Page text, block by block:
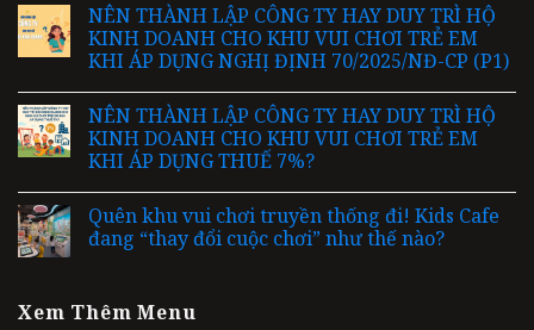
NÊN THÀNH LẬP CÔNG TY HAY DUY TRÌ HỘ
KINH DOANH CHO KHU VUI CHƠI TRẺ EM
KHI ÁP DỤNG NGHỊ ĐỊNH 70/2025/NĐ-CP (P1)
NÊN THÀNH LẬP CÔNG TY HAY DUY TRÌ HỘ
KINH DOANH CHO KHU VUI CHƠI TRẺ EM
KHI ÁP DỤNG THUẾ 7%?
Quên khu vui chơi truyền thống đi! Kids Cafe
đang “thay đổi cuộc chơi” như thế nào?
Xem Thêm Menu